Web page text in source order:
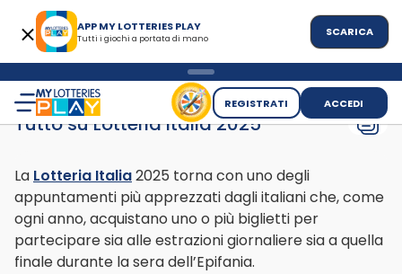
APP MY LOTTERIES PLAY
Tutti i giochi a portata di mano SCARICA
REGISTRATI ACCEDI
Home>Lotteria italia>Tutto su Lotteria Italia 2025
Tutto su Lotteria Italia 2025
La Lotteria Italia2025 torna con uno degli
appuntamenti più apprezzati dagli italiani che, come
ogni anno, acquistano uno o più biglietti per
partecipare sia alle estrazioni giornaliere sia a quella
finale durante la sera dell’Epifania.